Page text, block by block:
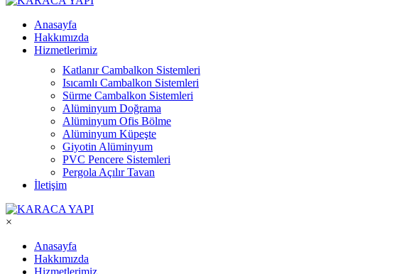
Anasayfa
Hakkımızda
Hizmetlerimiz
Katlanır Cambalkon Sistemleri
Isıcamlı Cambalkon Sistemleri
Sürme Cambalkon Sistemleri
Alüminyum Doğrama
Alüminyum Ofis Bölme
Alüminyum Küpeşte
Giyotin Alüminyum
PVC Pencere Sistemleri
Pergola Açılır Tavan
İletişim
×
Anasayfa
Hakkımızda
Hizmetlerimiz